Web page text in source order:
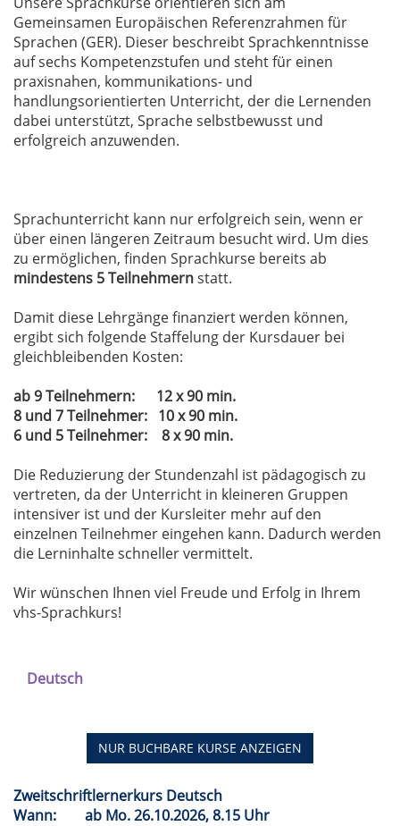
Gemeinsamen Europäischen Referenzrahmen für
Sprachen (GER). Dieser beschreibt Sprachkenntnisse
auf sechs Kompetenzstufen und steht für einen
praxisnahen, kommunikations- und
handlungsorientierten Unterricht, der die Lernenden
dabei unterstützt, Sprache selbstbewusst und
erfolgreich anzuwenden.
Sprachunterricht kann nur erfolgreich sein, wenn er
über einen längeren Zeitraum besucht wird. Um dies
zu ermöglichen, finden Sprachkurse bereits ab
mindestens 5 Teilnehmernstatt.
Damit diese Lehrgänge finanziert werden können,
ergibt sich folgende Staffelung der Kursdauer bei
gleichbleibenden Kosten:
ab 9 Teilnehmern: 12 x 90 min.
8 und 7 Teilnehmer: 10 x 90 min.
6 und 5 Teilnehmer: 8 x 90 min.
Die Reduzierung der Stundenzahl ist pädagogisch zu
vertreten, da der Unterricht in kleineren Gruppen
intensiver ist und der Kursleiter mehr auf den
einzelnen Teilnehmer eingehen kann. Dadurch werden
die Lerninhalte schneller vermittelt.
Wir wünschen Ihnen viel Freude und Erfolg in Ihrem
vhs-Sprachkurs!
Deutsch
NUR BUCHBARE KURSE ANZEIGEN
Zweitschriftlernerkurs Deutsch
Wann:
ab Mo.26.10.2026, 8.15 Uhr